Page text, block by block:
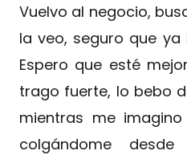
Vuelvo al negocio,
la veo, seguro que
Espero que esté
trago fuerte, lo bebo
mientras me
colgándome